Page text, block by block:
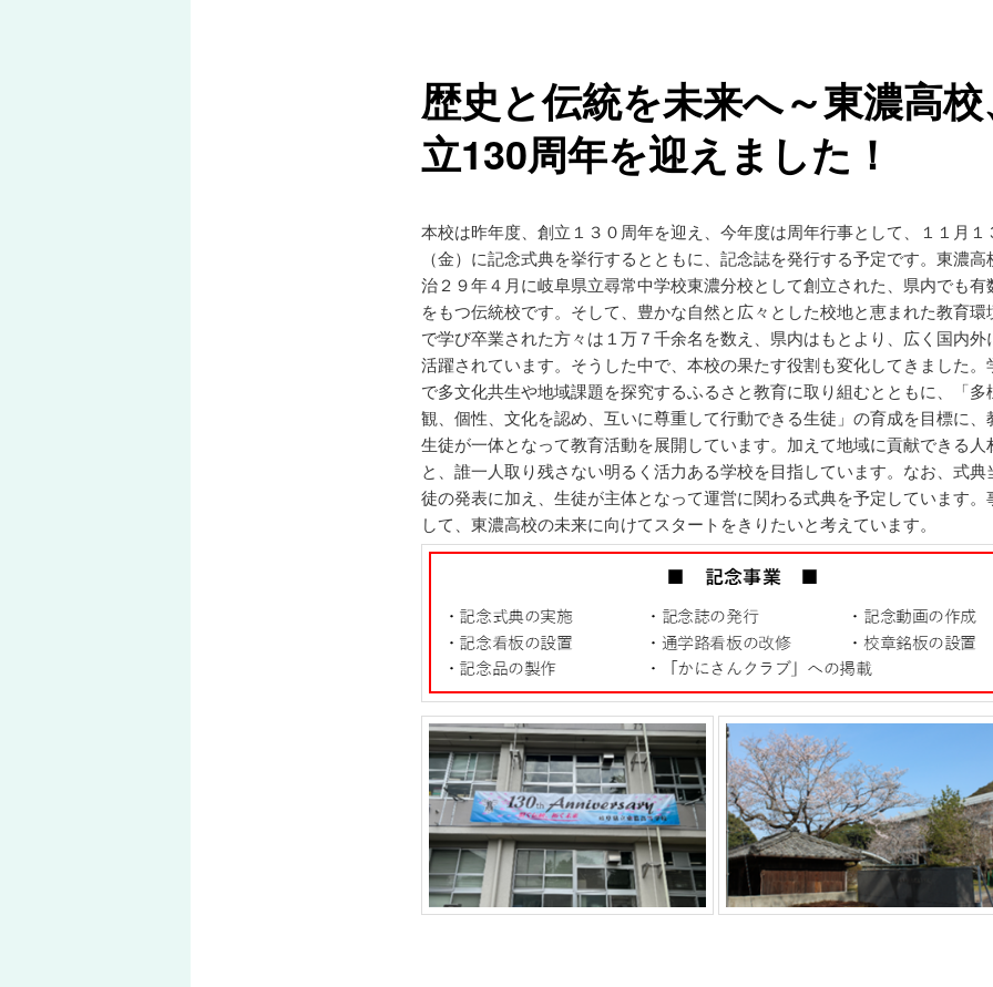
歴史と伝統を未来へ～東濃高
立130周年を迎えました！
本校は昨年度、創立１３０周年を迎え、今年度は周年行事として、１１月１
（金）に記念式典を挙行するとともに、記念誌を発行する予定です。東濃高
治２９年４月に岐阜県立尋常中学校東濃分校として創立された、県内でも有
をもつ伝統校です。そして、豊かな自然と広々とした校地と恵まれた教育環
で学び卒業された方々は１万７千余名を数え、県内はもとより、広く国内外
活躍されています。そうした中で、本校の果たす役割も変化してきました。
で多文化共生や地域課題を探究するふるさと教育に取り組むとともに、「多
観、個性、文化を認め、互いに尊重して行動できる生徒」の育成を目標に、
生徒が一体となって教育活動を展開しています。加えて地域に貢献できる人
と、誰一人取り残さない明るく活力ある学校を目指しています。なお、式典
徒の発表に加え、生徒が主体となって運営に関わる式典を予定しています。
して、東濃高校の未来に向けてスタートをきりたいと考えています。